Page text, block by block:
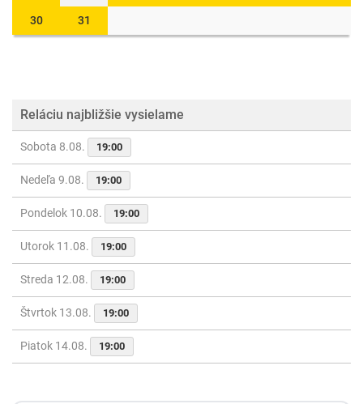
30 31
Reláciu najbližšie vysielame
Sobota 8.08. 19:00
Nedeľa 9.08. 19:00
Pondelok 10.08. 19:00
Utorok 11.08. 19:00
Streda 12.08. 19:00
Štvrtok 13.08. 19:00
Piatok 14.08. 19:00